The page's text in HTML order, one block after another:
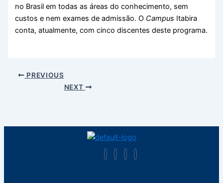
no Brasil em todas as áreas do conhecimento, sem
custos e nem exames de admissão. O Campus Itabira
conta, atualmente, com cinco discentes deste programa.
PREVIOUS
NEXT